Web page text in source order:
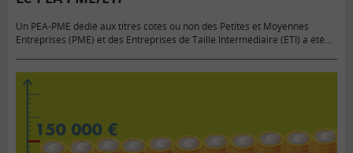
Un PEA-PME dédié aux titres cotés ou non des Petites et Moyennes
Entreprises (PME) et des Entreprises de Taille Intermédiaire (ETI) a été